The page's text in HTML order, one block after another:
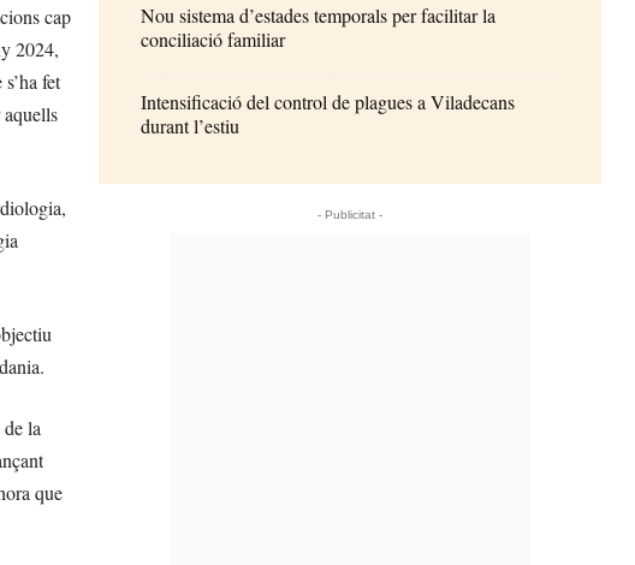
cap
2024,
fet
la
que
Nou sistema d’estades temporals per facilitar la
conciliació familiar
Intensificació del control de plagues a Viladecans
durant l’estiu
- Publicitat -